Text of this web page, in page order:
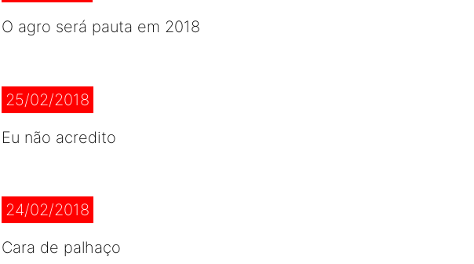
O agro será pauta em 2018
25/02/2018
Eu não acredito
24/02/2018
Cara de palhaço